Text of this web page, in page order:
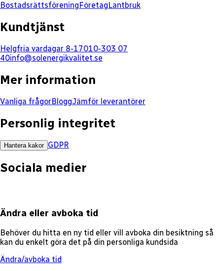
BostadsrättsföreningFöretagLantbruk
Kundtjänst
Helgfria vardagar 8-17010-303 07
40info@solenergikvalitet.se
Mer information
Vanliga frågorBloggJämför leverantörer
Personlig integritet
Hantera kakor GDPR
Sociala medier
Ändra eller avboka tid
Behöver du hitta en ny tid eller vill avboka din besiktning så
kan du enkelt göra det på din personliga kundsida
Ändra/avboka tid